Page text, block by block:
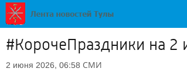
#КорочеПраздники на 2
2 июня 2026, 06:58 СМИ